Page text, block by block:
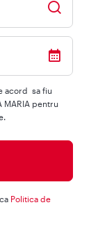
acord sa fiu
MARIA pentru
Politica de